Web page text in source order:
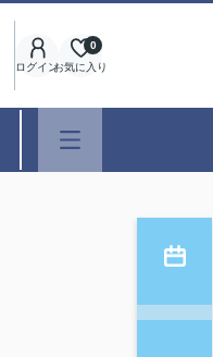
ログインお気に入り
0